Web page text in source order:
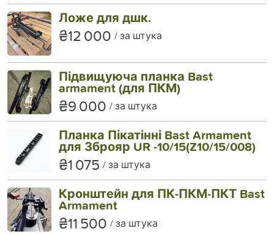
Ложе для дшк.
₴12 000 за штука
Підвищуюча планка Bast
armament (для ПКМ)
₴9 000 за штука
Планка Пікатінні Bast Armament
для Зброяр UR -10/15(Z10/15/008)
₴1 075 за штука
Кронштейн для ПК-ПКМ-ПКТ Bast
Armament
₴11 500 за штука